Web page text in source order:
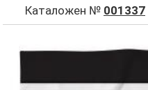
Каталожен № 001337